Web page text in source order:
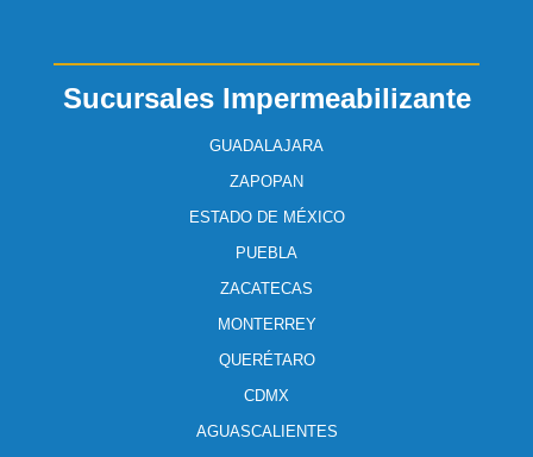
Sucursales Impermeabilizante
GUADALAJARA
ZAPOPAN
ESTADO DE MÉXICO
PUEBLA
ZACATECAS
MONTERREY
QUERÉTARO
CDMX
AGUASCALIENTES